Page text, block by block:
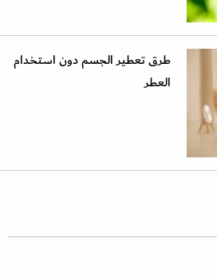
طرق تعطير الجسم دون استخدام
العطر